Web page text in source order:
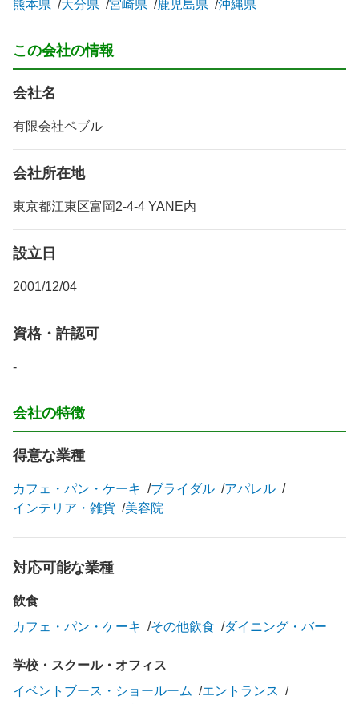
熊本県
大分県 宮崎県 鹿児島県 沖縄県
この会社の情報
会社名
有限会社ペブル
会社所在地
東京都江東区富岡2-4-4 YANE内
設立日
2001/12/04
資格・許認可
-
会社の特徴
得意な業種
カフェ・パン・ケーキ ブライダル
アパレル
インテリア・雑貨
美容院
対応可能な業種
飲食
カフェ・パン・ケーキ
その他飲食 ダイニング・バー
学校・スクール・オフィス
イベントブース・ショールーム
エントランス